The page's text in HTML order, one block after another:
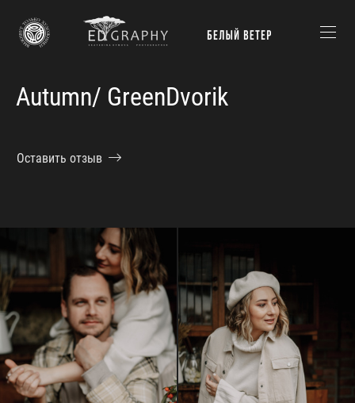
Autumn/ GreenDvorik
Оставить отзыв